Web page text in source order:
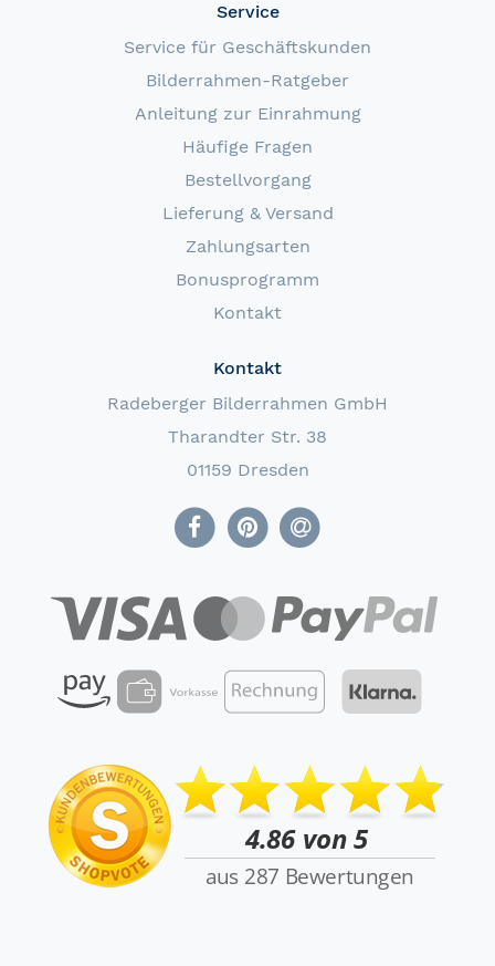
Service
Service für Geschäftskunden
Bilderrahmen-Ratgeber
Anleitung zur Einrahmung
Häufige Fragen
Bestellvorgang
Lieferung & Versand
Zahlungsarten
Bonusprogramm
Kontakt
Kontakt
Radeberger Bilderrahmen GmbH
Tharandter Str. 38
01159 Dresden